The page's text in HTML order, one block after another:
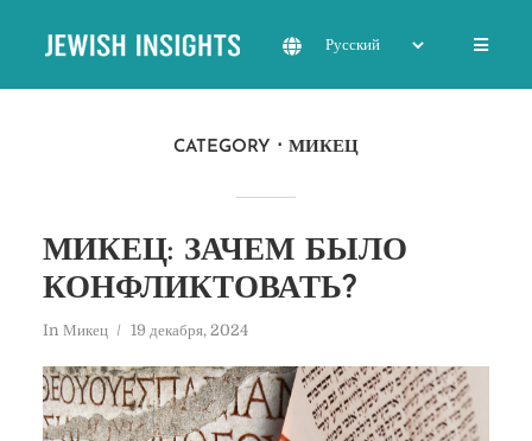
CATEGORY МИКЕЦ
МИКЕЦ: ЗАЧЕМ БЫЛО
КОНФЛИКТОВАТЬ?
In Микец 19 декабря, 2024